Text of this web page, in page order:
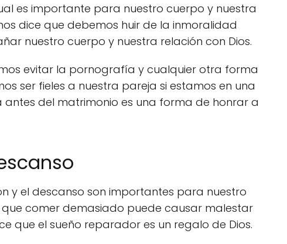
es importante para nuestro cuerpo y nuestra
nos dice que debemos huir de la inmoralidad
nuestro cuerpo y nuestra relación con Dios.
evitar la pornografía y cualquier otra forma
ser fieles a nuestra pareja si estamos en una
del matrimonio es una forma de honrar a
y el descanso son importantes para nuestro
que comer demasiado puede causar malestar
que el sueño reparador es un regalo de Dios.